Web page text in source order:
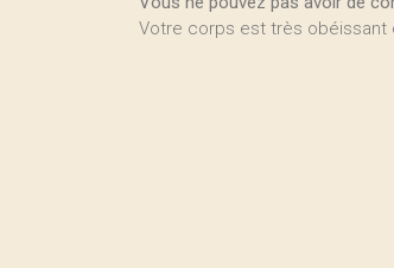
Votre corps est très obéissant